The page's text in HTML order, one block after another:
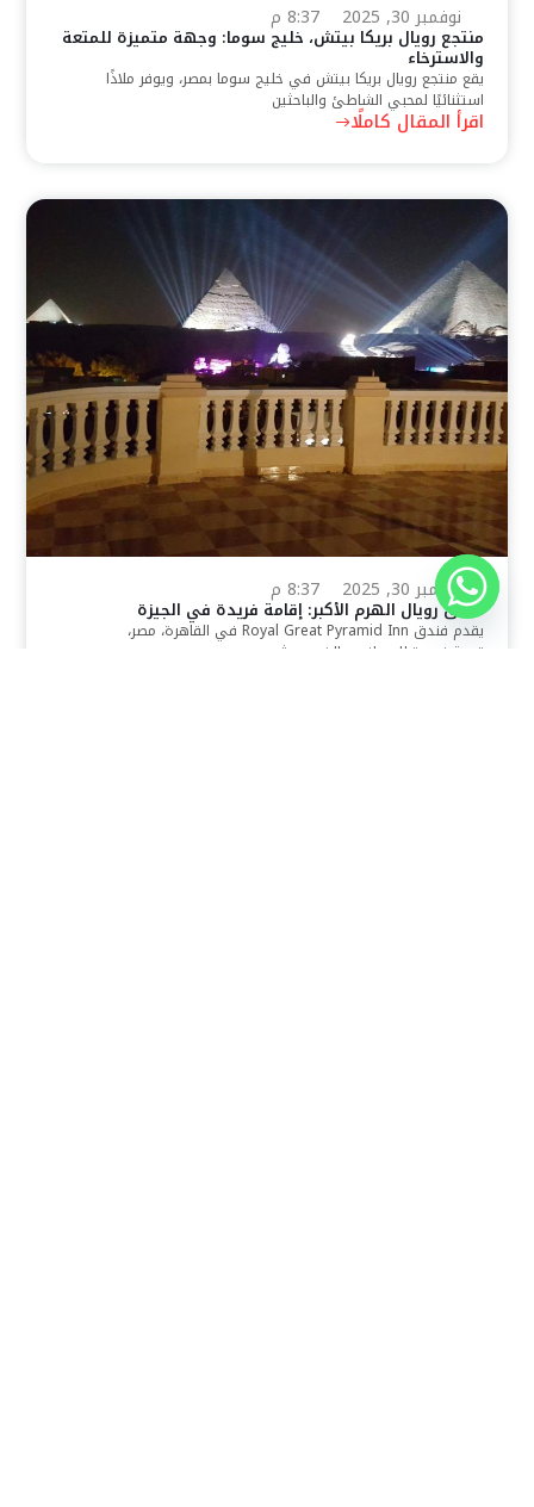
نوفمبر 30, 2025 8:37 م
منتجع رويال بريكا بيتش، خليج سوما: وجهة متميزة للمتعة
والاسترخاء
يقع منتجع رويال بريكا بيتش في خليج سوما بمصر، ويوفر ملاذًا
استثنائيًا لمحبي الشاطئ والباحثين
اقرأ المقال كاملًا
نوفمبر 30, 2025 8:37 م
فندق رويال الهرم الأكبر: إقامة فريدة في الجيزة
يقدم فندق Royal Great Pyramid Inn في القاهرة، مصر،
تجربة فريدة للمسافرين الذين يبحثون عن